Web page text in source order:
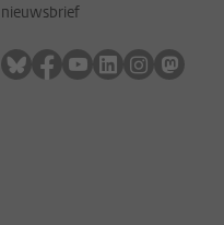
nieuwsbrief
Volg ons op bluesky
Volg ons op facebook
Volg ons op
Volg ons op
Volg ons
Volg